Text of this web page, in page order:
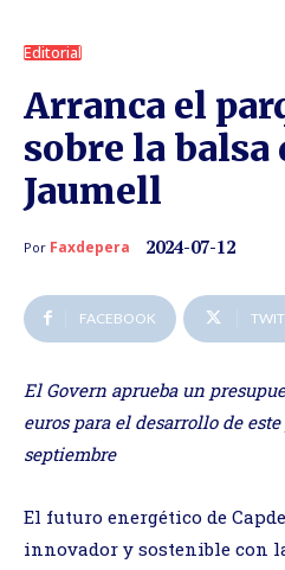
Editorial
Arranca el
sobre la balsa
Jaumell
Por Faxdepera 2024-07-12
FACEBOOK
El Govern aprueba un
euros para el desarrollo de
septiembre
El futuro energético de
innovador y sostenible con